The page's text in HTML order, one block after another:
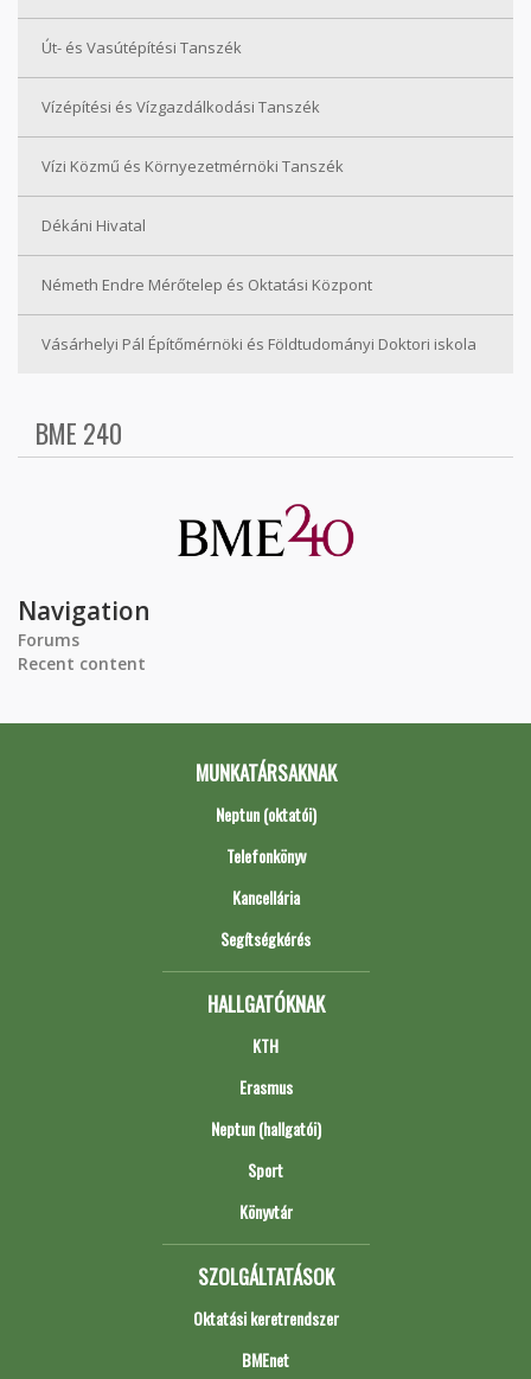
Út- és Vasútépítési Tanszék
Vízépítési és Vízgazdálkodási Tanszék
Vízi Közmű és Környezetmérnöki Tanszék
Dékáni Hivatal
Németh Endre Mérőtelep és Oktatási Központ
Vásárhelyi Pál Építőmérnöki és Földtudományi Doktori iskola
BME 240
Navigation
Forums
Recent content
MUNKATÁRSAKNAK
Neptun (oktatói)
Telefonkönyv
Kancellária
Segítségkérés
HALLGATÓKNAK
KTH
Erasmus
Neptun (hallgatói)
Sport
Könyvtár
SZOLGÁLTATÁSOK
Oktatási keretrendszer
BMEnet